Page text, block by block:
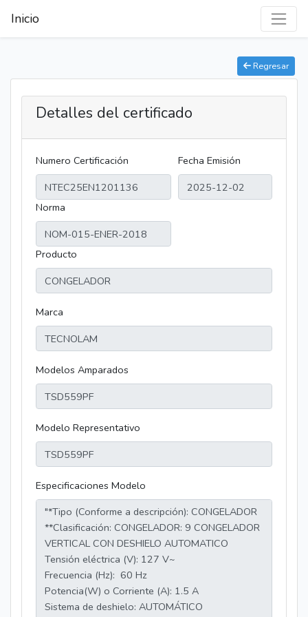
Inicio
Regresar
Detalles del certificado
Numero Certificación Fecha Emisión
Norma
Producto
Marca
Modelos Amparados
Modelo Representativo
Especificaciones Modelo